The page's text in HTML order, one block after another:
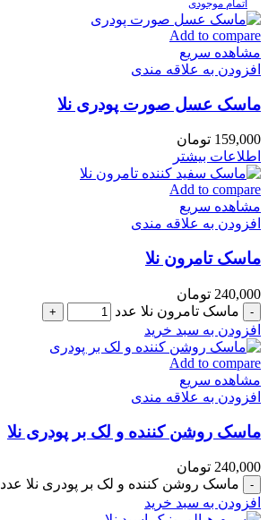
اتمام موجودی
Add to compare
مشاهده سریع
افزودن به علاقه مندی
ماسک عسل صورت پودری نلا
159,000 تومان
اطلاعات بیشتر
Add to compare
مشاهده سریع
افزودن به علاقه مندی
ماسک تامرون نلا
240,000 تومان
ماسک تامرون نلا عدد
افزودن به سبد خرید
Add to compare
مشاهده سریع
افزودن به علاقه مندی
ماسک روشن کننده و لک بر پودری نلا
240,000 تومان
ماسک روشن کننده و لک بر پودری نلا عدد
افزودن به سبد خرید